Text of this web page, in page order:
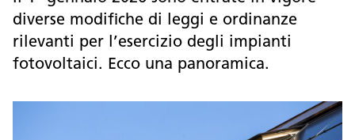
diverse modifiche di leggi e ordinanze
rilevanti per l’esercizio degli impianti
fotovoltaici. Ecco una panoramica.